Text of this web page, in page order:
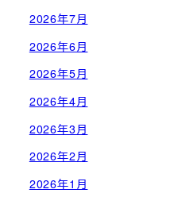
2026年7月
2026年6月
2026年5月
2026年4月
2026年3月
2026年2月
2026年1月